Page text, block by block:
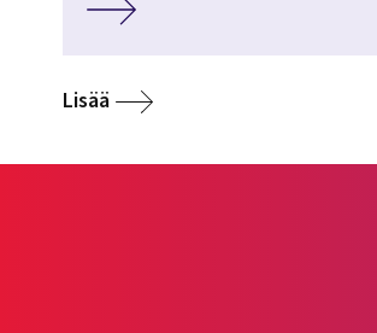
Lisää